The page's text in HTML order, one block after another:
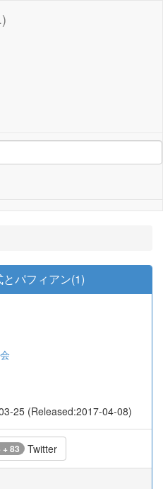
とパフィアン(1)
25 (Released:2017-04-08)
+ 83 Twitter